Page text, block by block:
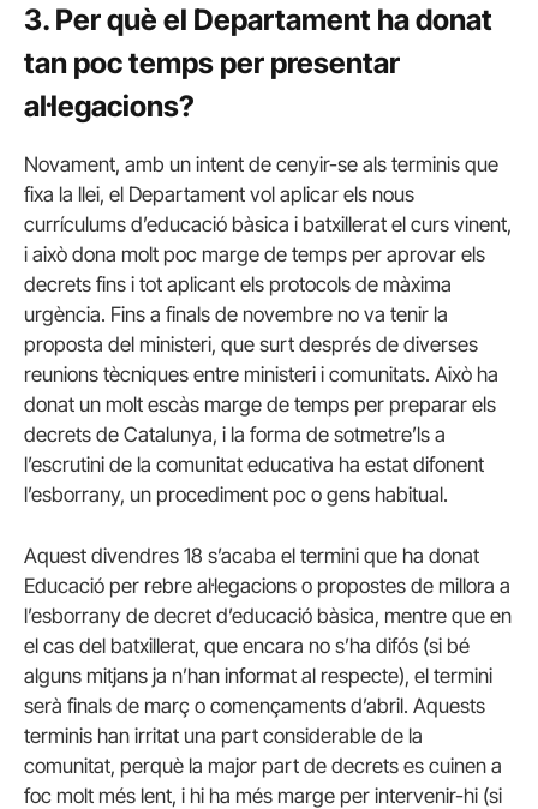
3. Per què el Departament ha donat
tan poc temps per presentar
al·legacions?
Novament, amb un intent de cenyir-se als terminis que
fixa la llei, el Departament vol aplicar els nous
currículums d’educació bàsica i batxillerat el curs vinent,
i això dona molt poc marge de temps per aprovar els
decrets fins i tot aplicant els protocols de màxima
urgència. Fins a finals de novembre no va tenir la
proposta del ministeri, que surt després de diverses
reunions tècniques entre ministeri i comunitats. Això ha
donat un molt escàs marge de temps per preparar els
decrets de Catalunya, i la forma de sotmetre’ls a
l’escrutini de la comunitat educativa ha estat difonent
l’esborrany, un procediment poc o gens habitual.
Aquest divendres 18 s’acaba el termini que ha donat
Educació per rebre al·legacions o propostes de millora a
l’esborrany de decret d’educació bàsica, mentre que en
el cas del batxillerat, que encara no s’ha difós (si bé
alguns mitjans ja n’han informat al respecte), el termini
serà finals de març o començaments d’abril. Aquests
terminis han irritat una part considerable de la
comunitat, perquè la major part de decrets es cuinen a
foc molt més lent, i hi ha més marge per intervenir-hi (si